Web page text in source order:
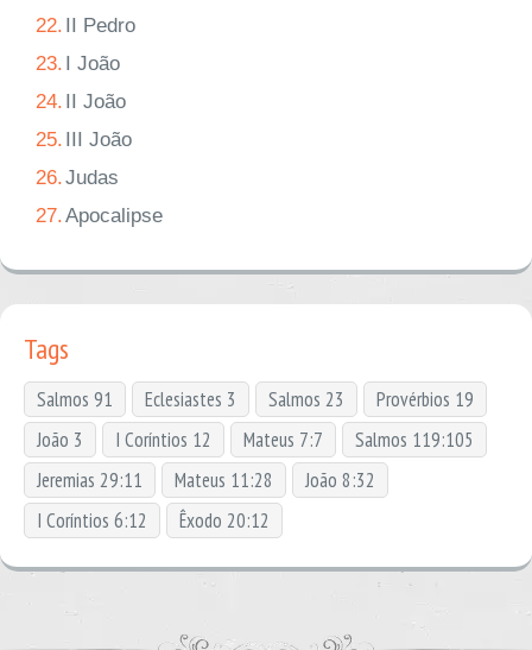
22. II Pedro
23. I João
24. II João
25. III João
26.Judas
27.Apocalipse
Tags
Salmos 91 Eclesiastes 3 Salmos 23
Provérbios 19
João 3
I Coríntios 12 Mateus 7:7
Salmos 119:105
Jeremias 29:11
Mateus 11:28
João 8:32
I Coríntios 6:12
Êxodo 20:12